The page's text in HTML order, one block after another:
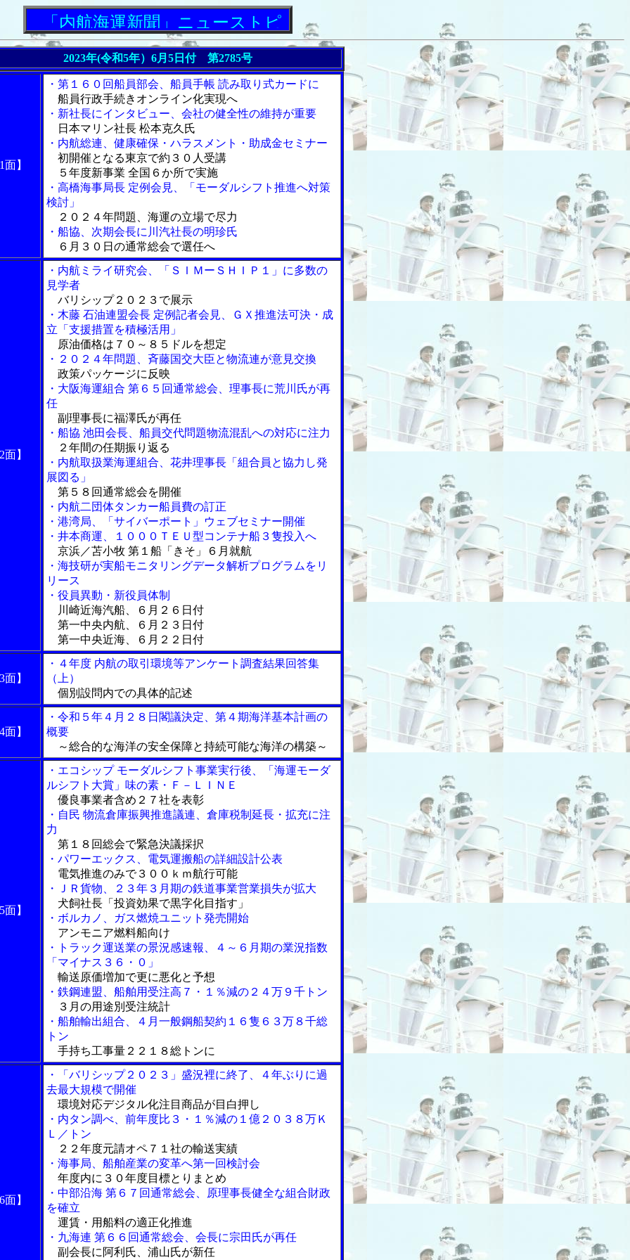
「内航海運新聞」ニューストピックス
2023年(令和5年）6月5日付 第2785号
面】
・第１６０回船員部会、船員手帳 読み取り式カードに
船員行政手続きオンライン化実現へ
・新社長にインタビュー、会社の健全性の維持が重要
日本マリン社長 松本克久氏
・内航総連、健康確保・ハラスメント・助成金セミナー
初開催となる東京で約３０人受講
５年度新事業 全国６か所で実施
・高橋海事局長 定例会見、「モーダルシフト推進へ対策
検討」
２０２４年問題、海運の立場で尽力
・船協、次期会長に川汽社長の明珍氏
６月３０日の通常総会で選任へ
面】
・内航ミライ研究会、「ＳＩＭーＳＨＩＰ１」に多数の
見学者
バリシップ２０２３で展示
・木藤 石油連盟会長 定例記者会見、ＧＸ推進法可決・成
立「支援措置を積極活用」
原油価格は７０～８５ドルを想定
・２０２４年問題、斉藤国交大臣と物流連が意見交換
政策パッケージに反映
・大阪海運組合 第６５回通常総会、理事長に荒川氏が再
任
副理事長に福澤氏が再任
・船協 池田会長、船員交代問題物流混乱への対応に注力
２年間の任期振り返る
・内航取扱業海運組合、花井理事長「組合員と協力し発
展図る」
第５８回通常総会を開催
・内航二団体タンカー船員費の訂正
・港湾局、「サイバーポート」ウェブセミナー開催
・井本商運、１０００ＴＥＵ型コンテナ船３隻投入へ
京浜／苫小牧 第１船「きそ」６月就航
・海技研が実船モニタリングデータ解析プログラムをリ
リース
・役員異動・新役員体制
川崎近海汽船、６月２６日付
第一中央内航、６月２３日付
第一中央近海、６月２２日付
面】
・４年度 内航の取引環境等アンケート調査結果回答集
（上）
個別設問内での具体的記述
面】
・令和５年４月２８日閣議決定、第４期海洋基本計画の
概要
～総合的な海洋の安全保障と持続可能な海洋の構築～
面】
・エコシップ モーダルシフト事業実行後、「海運モーダ
ルシフト大賞」味の素・Ｆ－ＬＩＮＥ
優良事業者含め２７社を表彰
・自民 物流倉庫振興推進議連、倉庫税制延長・拡充に注
力
第１８回総会で緊急決議採択
・パワーエックス、電気運搬船の詳細設計公表
電気推進のみで３００ｋｍ航行可能
・ＪＲ貨物、２３年３月期の鉄道事業営業損失が拡大
犬飼社長「投資効果で黒字化目指す」
・ボルカノ、ガス燃焼ユニット発売開始
アンモニア燃料船向け
・トラック運送業の景況感速報、４～６月期の業況指数
「マイナス３６・０」
輸送原価増加で更に悪化と予想
・鉄鋼連盟、船舶用受注高７・１％減の２４万９千トン
３月の用途別受注統計
・船舶輸出組合、４月一般鋼船契約１６隻６３万８千総
トン
手持ち工事量２２１８総トンに
面】
・「バリシップ２０２３」盛況裡に終了、４年ぶりに過
去最大規模で開催
環境対応デジタル化注目商品が目白押し
・内タン調べ、前年度比３・１％減の１億２０３８万Ｋ
Ｌ／トン
２２年度元請オペ７１社の輸送実績
・海事局、船舶産業の変革へ第一回検討会
年度内に３０年度目標とりまとめ
・中部沿海 第６７回通常総会、原理事長健全な組合財政
を確立
運賃・用船料の適正化推進
・九海連 第６６回通常総会、会長に宗田氏が再任
副会長に阿利氏、浦山氏が新任